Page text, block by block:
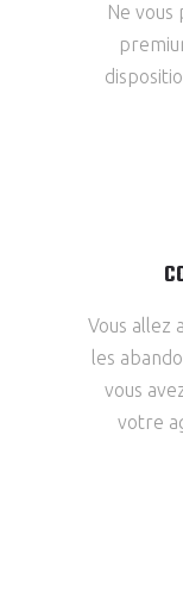
Ne
Vous allez
les
vous
votre